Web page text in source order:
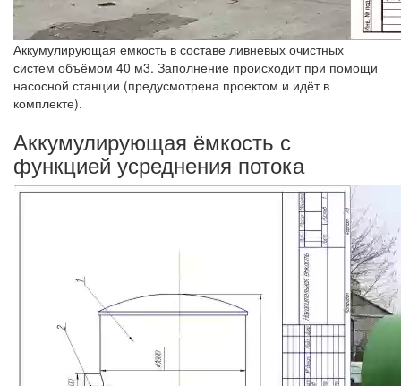
Аккумулирующая емкость в составе ливневых очистных
систем объёмом 40 м3. Заполнение происходит при помощи
насосной станции (предусмотрена проектом и идёт в
комплекте).
Аккумулирующая ёмкость с
функцией усреднения потока